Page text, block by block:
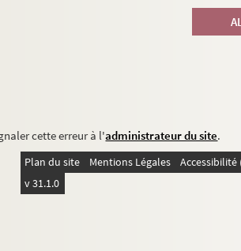
cette erreur à l'administrateur du site.
Plan du site Mentions Légales
v 31.1.0